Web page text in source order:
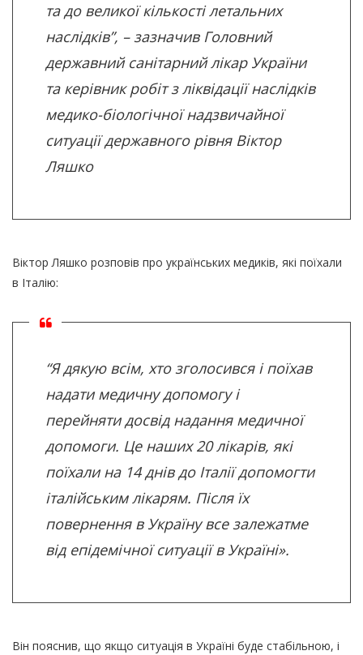
та до великої кількості летальних
наслідків”, – зазначив Головний
державний санітарний лікар України
та керівник робіт з ліквідації наслідків
медико-біологічної надзвичайної
ситуації державного рівня Віктор
Ляшко
Віктор Ляшко розповів про українських медиків, які поїхали
в Італію:
“Я дякую всім, хто зголосився і поїхав
надати медичну допомогу і
перейняти досвід надання медичної
допомоги. Це наших 20 лікарів, які
поїхали на 14 днів до Італії допомогти
італійським лікарям. Після їх
повернення в Україну все залежатме
від епідемічної ситуації в Україні».
Він пояснив, що якщо ситуація в Україні буде стабільною, і